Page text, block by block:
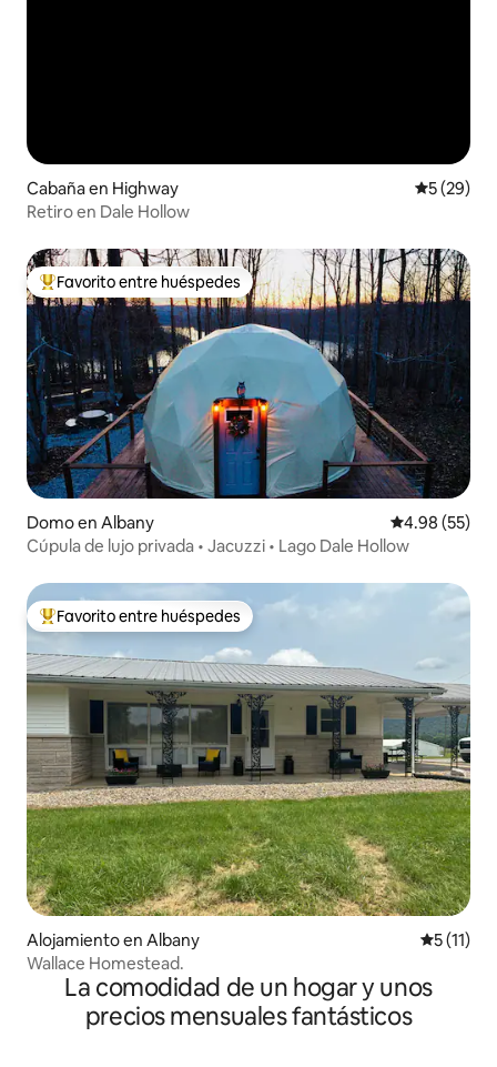
Cabaña en Highway
5 (29)
Retiro en Dale Hollow
Favorito entre huéspedes preferido
Favorito entre huéspedes
Domo en Albany Calificación
4.98 (55)
Cúpula de lujo privada • Jacuzzi • Lago Dale Hollow
Favorito entre huéspedes preferido
Favorito entre huéspedes
Alojamiento en Albany
5 (11)
Wallace Homestead.
La comodidad de un hogar y unos
precios mensuales fantásticos